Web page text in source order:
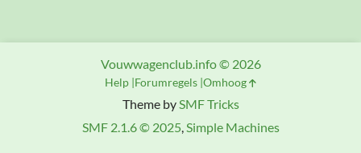
Theme bySMF Tricks
SMF 2.1.6 © 2025,Simple Machines
Vouwwagenclub.info © 2026
Help Forumregels Omhoog